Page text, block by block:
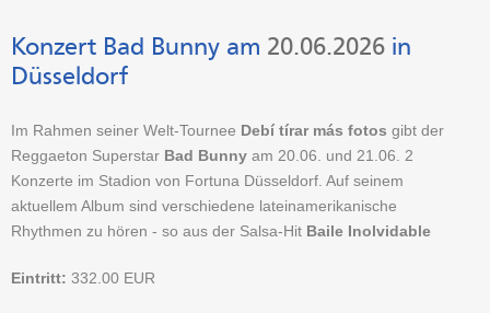
Konzert Bad Bunny am 20.06.2026 in
Düsseldorf
Im Rahmen seiner Welt-Tournee Debí tírar más fotos gibt der
Reggaeton Superstar Bad Bunny am 20.06. und 21.06. 2
Konzerte im Stadion von Fortuna Düsseldorf. Auf seinem
aktuellem Album sind verschiedene lateinamerikanische
Rhythmen zu hören - so aus der Salsa-Hit Baile Inolvidable
Eintritt: 332.00 EUR